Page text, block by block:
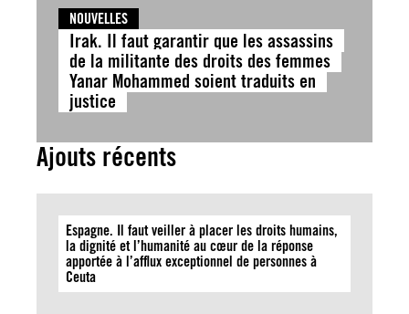
NOUVELLES
Irak. Il faut garantir que les assassins
de la militante des droits des femmes
Yanar Mohammed soient traduits en
justice
Ajouts récents
Espagne. Il faut veiller à placer les droits humains,
la dignité et l’humanité au cœur de la réponse
apportée à l’afflux exceptionnel de personnes à
Ceuta